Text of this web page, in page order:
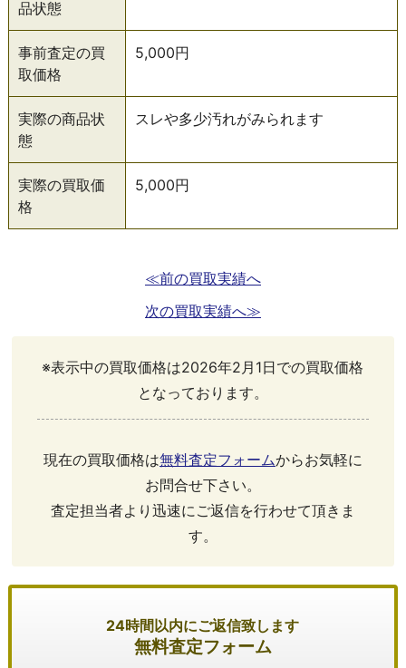
品状態
事前査定の買
取価格
5,000円
実際の商品状
態
スレや多少汚れがみられます
実際の買取価
格
5,000円
≪前の買取実績へ
次の買取実績へ≫
※表示中の買取価格は2026年2月1日での買取価格
となっております。
現在の買取価格は無料査定フォームからお気軽に
お問合せ下さい。
査定担当者より迅速にご返信を行わせて頂きま
す。
24時間以内にご返信致します
無料査定フォーム